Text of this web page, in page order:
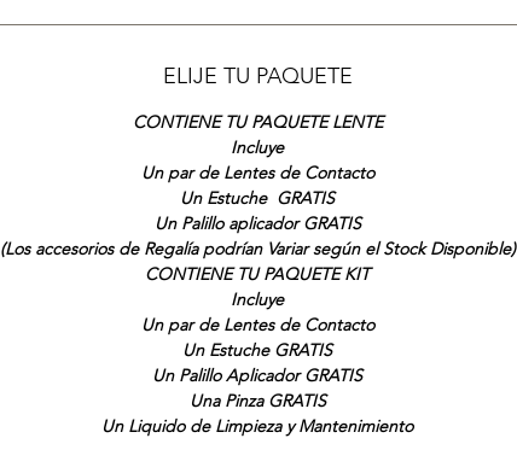
ELIJE TU PAQUETE
CONTIENE TU PAQUETE LENTE
Incluye
Un par de Lentes de Contacto
Un Estuche GRATIS
Un Palillo aplicador GRATIS
(Los accesorios de Regalía podrían Variar según el Stock Disponible)
CONTIENE TU PAQUETE KIT
Incluye
Un par de Lentes de Contacto
Un Estuche GRATIS
Un Palillo Aplicador GRATIS
Una Pinza GRATIS
Un Liquido de Limpieza y Mantenimiento